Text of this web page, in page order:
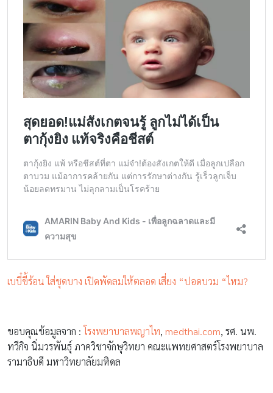
เบบี๋ขี้ร้อน ใส่ชุดบาง เปิดพัดลมให้ตลอด เสี่ยง “ปอดบวม “ไหม?
ขอบคุณข้อมูลจาก : โรงพยาบาลพญาไท, medthai.com, รศ. นพ.
ทวีกิจ นิ่มวรพันธุ์ ภาควิชาจักษุวิทยา คณะแพทยศาสตร์โรงพยาบาล
รามาธิบดี มหาวิทยาลัยมหิดล